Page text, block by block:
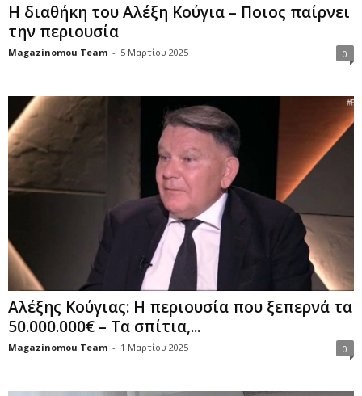
Η διαθήκη του Αλέξη Κούγια – Ποιος παίρνει
την περιουσία
Magazinomou Team - 5 Μαρτίου 2025 0
Αλέξης Κούγιας: Η περιουσία που ξεπερνά τα
50.000.000€ – Τα σπίτια,...
Magazinomou Team - 1 Μαρτίου 2025 0